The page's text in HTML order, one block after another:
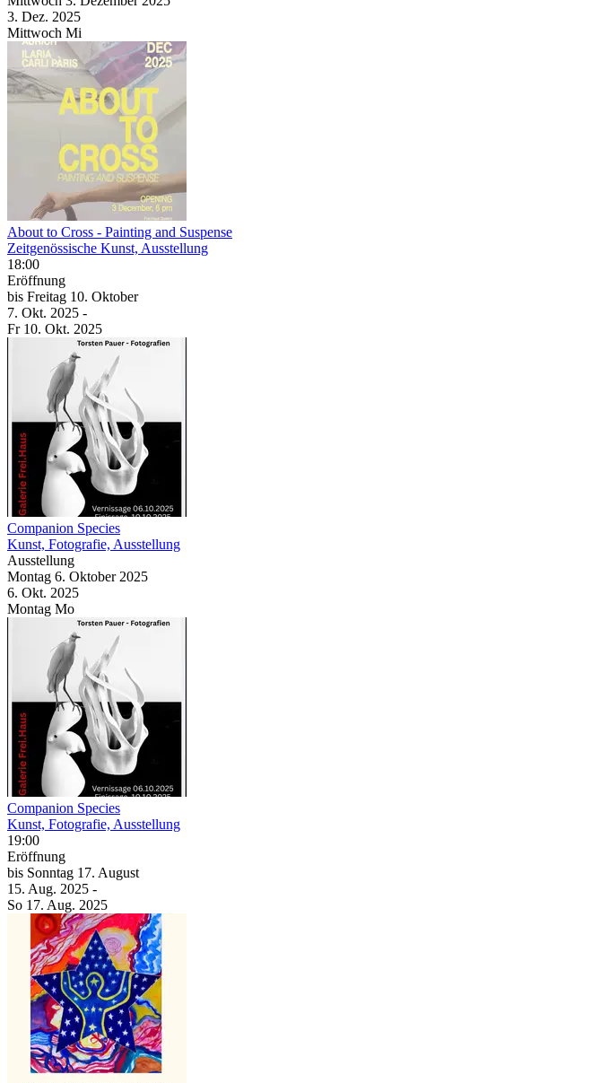
3. Dez. 2025
Mittwoch Mi
About to Cross - Painting and Suspense
Zeitgenössische Kunst, Ausstellung
18:00
Eröffnung
bis Freitag 10. Oktober
7. Okt. 2025 -
Fr 10. Okt. 2025
Companion Species
Kunst, Fotografie, Ausstellung
Ausstellung
Montag 6. Oktober 2025
6. Okt. 2025
Montag Mo
Companion Species
Kunst, Fotografie, Ausstellung
19:00
Eröffnung
bis Sonntag 17. August
15. Aug. 2025 -
So 17. Aug. 2025